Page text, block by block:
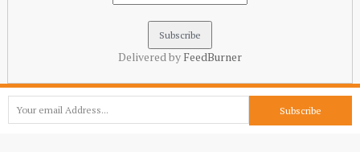
Delivered by FeedBurner